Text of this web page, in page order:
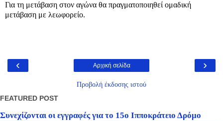
Για τη μετάβαση στον αγώνα θα πραγματοποιηθεί ομαδική
μετάβαση με λεωφορείο.
‹ ›
Αρχική σελίδα
Προβολή έκδοσης ιστού
FEATURED POST
Συνεχίζονται οι εγγραφές για το 15ο Ιπποκράτειο Δρόμο